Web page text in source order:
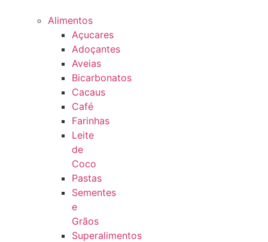
Alimentos
Açucares
Adoçantes
Aveias
Bicarbonatos
Cacaus
Café
Farinhas
Leite
de
Coco
Pastas
Sementes
e
Grãos
Superalimentos